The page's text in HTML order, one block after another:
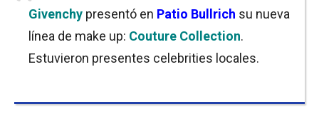
Givenchy presentó en Patio Bullrich su nueva
línea de make up: Couture Collection.
Estuvieron presentes celebrities locales.